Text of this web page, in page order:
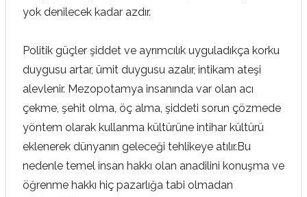
yok denilecek kadar azdır.
Politik güçler şiddet ve ayrımcılık uyguladıkça korku
duygusu artar, ümit duygusu azalır, intikam ateşi
alevlenir. Mezopotamya insanında var olan acı
çekme, şehit olma, öç alma, şiddeti sorun çözmede
yöntem olarak kullanma kültürüne intihar kültürü
eklenerek dünyanın geleceği tehlikeye atılır.Bu
nedenle temel insan hakkı olan anadilini konuşma ve
öğrenme hakkı hiç pazarlığa tabi olmadan